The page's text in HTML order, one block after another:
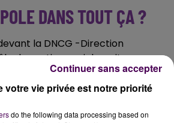
DANS TOUT ÇA ?
la DNCG -Direction
de gestion- qui devrait
le président rouennais
métropole à s’investir dans ce
récentes déclarations de son
de Rouen Nicolas Mayer-
votre vie privée est notre priorité
do the following data processing based on
Continuer sans accepter